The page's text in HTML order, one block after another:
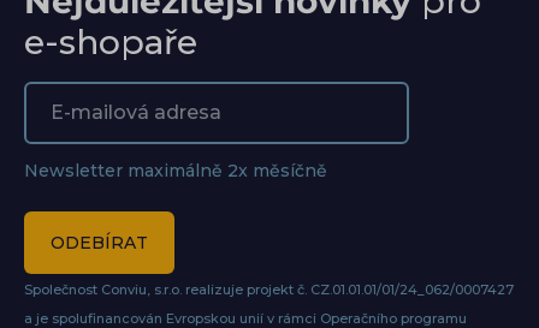
e-shopaře
Newsletter maximálně 2x měsíčně
ODEBÍRAT
Společnost Conviu, s.r.o. realizuje projekt č. CZ.01.01.01/01/24_062/0007427
a je spolufinancován Evropskou unií v rámci Operačního programu